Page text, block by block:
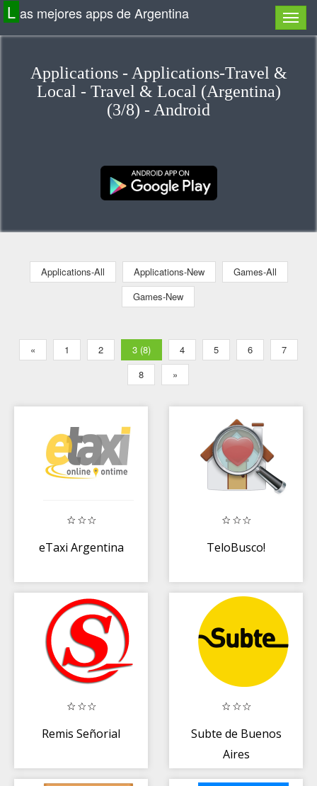
L as mejores apps de Argentina
Applications - Applications-Travel &
Local - Travel & Local (Argentina)
(3/8) - Android
Applications-All Applications-New
Games-All
Games-New
« 1 2 3 (8) 4 5 6
7
8
»
eTaxi Argentina TeloBusco!
Remis Señorial
Subte de Buenos
Aires